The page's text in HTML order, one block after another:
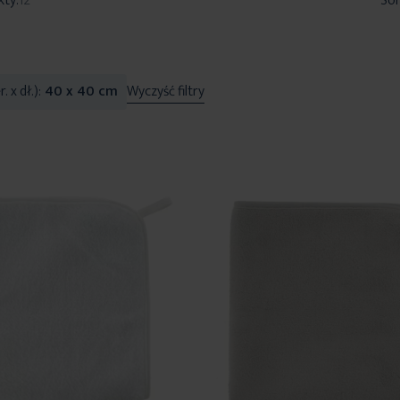
x dł.) 40 x 40 cm Wyczyść filtry